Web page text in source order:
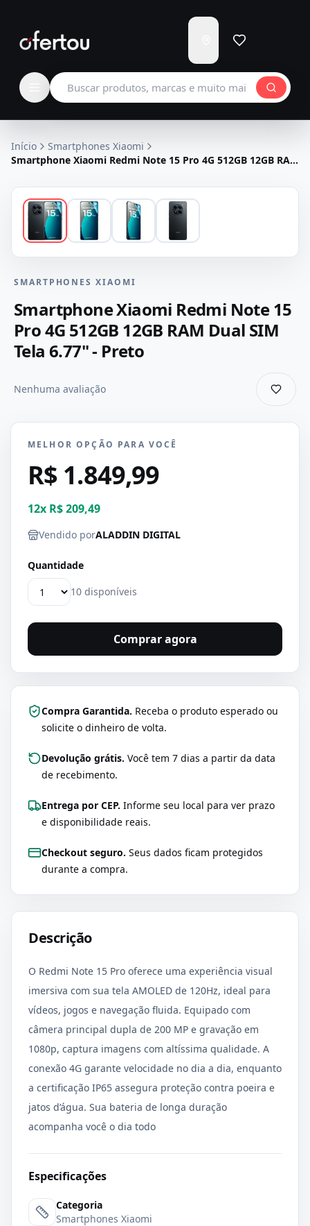
para
Carregando...
Buscar produtos
Início
Smartphones Xiaomi
Smartphone Xiaomi Redmi Note 15 Pro 4G 512GB 12GB RAM
SMARTPHONES XIAOMI
Smartphone Xiaomi Redmi Note 15
Pro 4G 512GB 12GB RAM Dual SIM
Tela 6.77" - Preto
Nenhuma avaliação
MELHOR OPÇÃO PARA VOCÊ
R$ 1.849,99
12x R$ 209,49
Vendido porALADDIN DIGITAL
Quantidade
10 disponíveis
Comprar agora
Compra Garantida. Receba o produto esperado ou
solicite o dinheiro de volta.
Devolução grátis. Você tem 7 dias a partir da data
de recebimento.
Entrega por CEP. Informe seu local para ver prazo
e disponibilidade reais.
Checkout seguro. Seus dados ficam protegidos
durante a compra.
Descrição
O Redmi Note 15 Pro oferece uma experiência visual
imersiva com sua tela AMOLED de 120Hz, ideal para
vídeos, jogos e navegação fluida. Equipado com
câmera principal dupla de 200 MP e gravação em
1080p, captura imagens com altíssima qualidade. A
conexão 4G garante velocidade no dia a dia, enquanto
a certificação IP65 assegura proteção contra poeira e
jatos d’água. Sua bateria de longa duração
acompanha você o dia todo
Especificações
Categoria
Smartphones Xiaomi